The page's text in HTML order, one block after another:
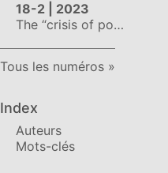
18-2 | 2023
The “crisis of po…
Tous les numéros
Index
Auteurs
Mots-clés